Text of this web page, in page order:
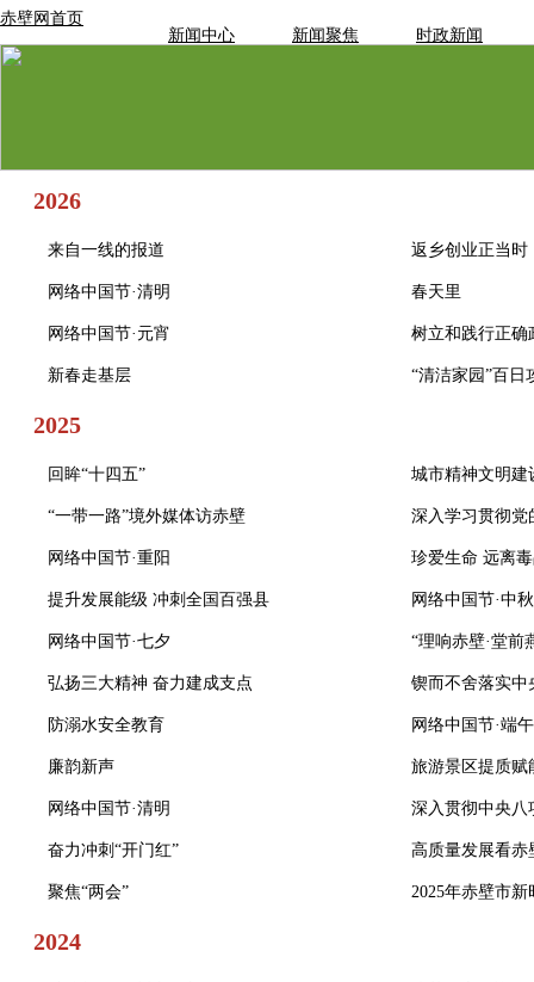
赤壁网首页
新闻中心
新闻聚焦 时政新闻
2026
来自一线的报道 返乡创业正当时
网络中国节·清明 春天里
网络中国节·元宵 树立和践行正确
新春走基层 “清洁家园”百日
2025
回眸“十四五” 城市精神文明建
“一带一路”境外媒体访赤壁 深入学习贯彻党
网络中国节·重阳 珍爱生命 远离
提升发展能级 冲刺全国百强县 网络中国节·中秋
网络中国节·七夕 “理响赤壁·堂前
弘扬三大精神 奋力建成支点 锲而不舍落实中
防溺水安全教育 网络中国节·端午
廉韵新声 旅游景区提质赋
网络中国节·清明 深入贯彻中央八
奋力冲刺“开门红” 高质量发展看赤
聚焦“两会” 2025年赤壁市
2024